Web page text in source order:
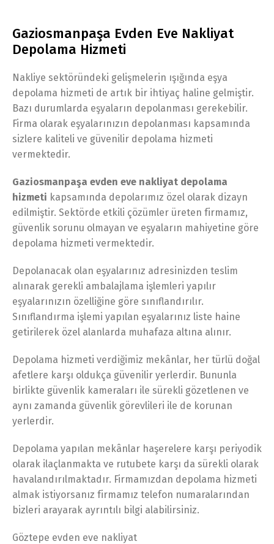
Gaziosmanpaşa Evden Eve Nakliyat
Depolama Hizmeti
Nakliye sektöründeki gelişmelerin ışığında eşya
depolama hizmeti de artık bir ihtiyaç haline gelmiştir.
Bazı durumlarda eşyaların depolanması gerekebilir.
Firma olarak eşyalarınızın depolanması kapsamında
sizlere kaliteli ve güvenilir depolama hizmeti
vermektedir.
Gaziosmanpaşa evden eve nakliyat depolama
hizmeti kapsamında depolarımız özel olarak dizayn
edilmiştir. Sektörde etkili çözümler üreten firmamız,
güvenlik sorunu olmayan ve eşyaların mahiyetine göre
depolama hizmeti vermektedir.
Depolanacak olan eşyalarınız adresinizden teslim
alınarak gerekli ambalajlama işlemleri yapılır
eşyalarınızın özelliğine göre sınıflandırılır.
Sınıflandırma işlemi yapılan eşyalarınız liste haine
getirilerek özel alanlarda muhafaza altına alınır.
Depolama hizmeti verdiğimiz mekânlar, her türlü doğal
afetlere karşı oldukça güvenilir yerlerdir. Bununla
birlikte güvenlik kameraları ile sürekli gözetlenen ve
aynı zamanda güvenlik görevlileri ile de korunan
yerlerdir.
Depolama yapılan mekânlar haşerelere karşı periyodik
olarak ilaçlanmakta ve rutubete karşı da sürekli olarak
havalandırılmaktadır. Firmamızdan depolama hizmeti
almak istiyorsanız firmamız telefon numaralarından
bizleri arayarak ayrıntılı bilgi alabilirsiniz.
Göztepe evden eve nakliyat